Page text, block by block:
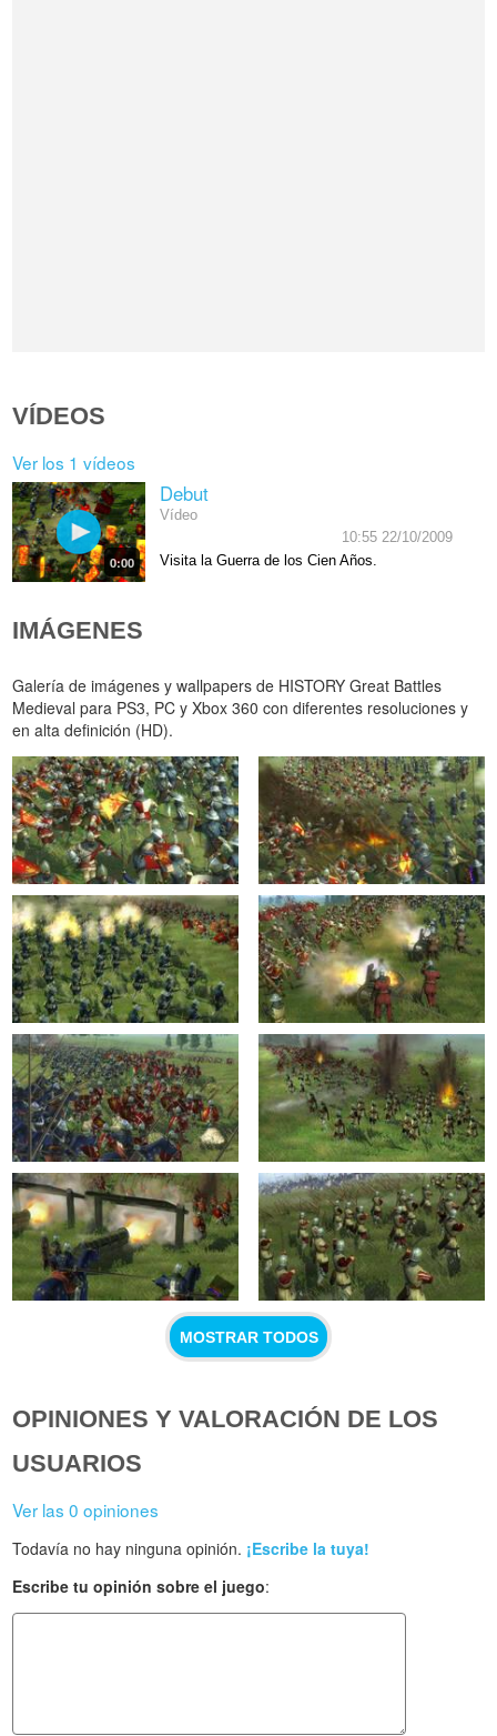
VÍDEOS
Ver los 1 vídeos
0:00
Debut
Vídeo
10:55 22/10/2009
Visita la Guerra de los Cien Años.
IMÁGENES
Galería de imágenes y wallpapers de HISTORY Great Battles
Medieval para PS3, PC y Xbox 360 con diferentes resoluciones y
en alta definición (HD).
MOSTRAR TODOS
OPINIONES Y VALORACIÓN DE LOS
USUARIOS
Ver las 0 opiniones
Todavía no hay ninguna opinión. ¡Escribe la tuya!
Escribe tu opinión sobre el juego: